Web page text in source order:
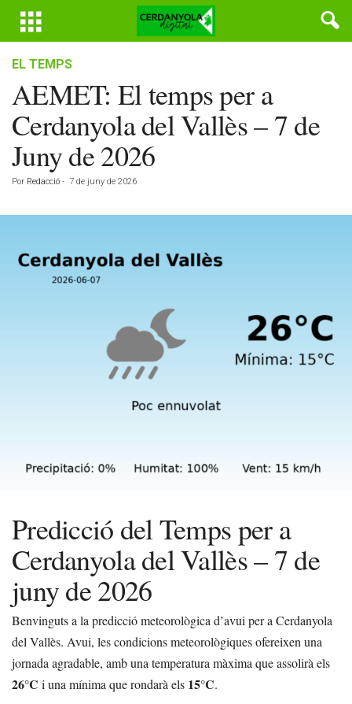
EL TEMPS
AEMET: El temps per a
Cerdanyola del Vallès – 7 de
Juny de 2026
Por Redacció - 7 de juny de 2026
Predicció del Temps per a
Cerdanyola del Vallès – 7 de
juny de 2026
Benvinguts a la predicció meteorològica d’avui per a Cerdanyola
del Vallès. Avui, les condicions meteorològiques ofereixen una
jornada agradable, amb una temperatura màxima que assolirà els
26°C i una mínima que rondarà els 15°C.